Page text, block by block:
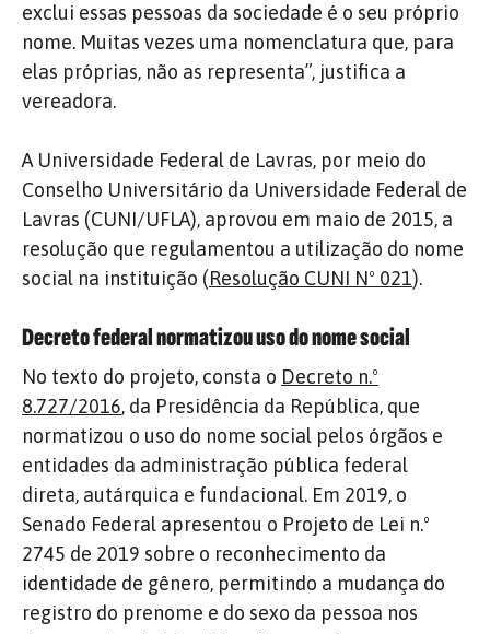
exclui essas pessoas da sociedade é o seu próprio
nome. Muitas vezes uma nomenclatura que, para
elas próprias, não as representa”, justifica a
vereadora.
A Universidade Federal de Lavras, por meio do
Conselho Universitário da Universidade Federal de
Lavras (CUNI/UFLA), aprovou em maio de 2015, a
resolução que regulamentou a utilização do nome
social na instituição (Resolução CUNI Nº 021).
Decreto federal normatizou uso do nome social
No texto do projeto, consta o Decreto n.º
8.727/2016, da Presidência da República, que
normatizou o uso do nome social pelos órgãos e
entidades da administração pública federal
direta, autárquica e fundacional. Em 2019, o
Senado Federal apresentou o Projeto de Lei n.º
2745 de 2019 sobre o reconhecimento da
identidade de gênero, permitindo a mudança do
registro do prenome e do sexo da pessoa nos